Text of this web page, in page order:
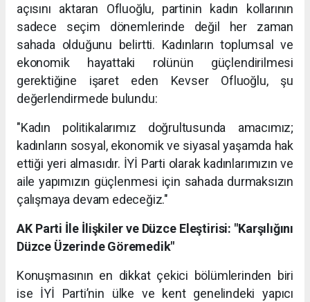
açısını aktaran Ofluoğlu, partinin kadın kollarının
sadece seçim dönemlerinde değil her zaman
sahada olduğunu belirtti. Kadınların toplumsal ve
ekonomik hayattaki rolünün güçlendirilmesi
gerektiğine işaret eden Kevser Ofluoğlu, şu
değerlendirmede bulundu:
"Kadın politikalarımız doğrultusunda amacımız;
kadınların sosyal, ekonomik ve siyasal yaşamda hak
ettiği yeri almasıdır. İYİ Parti olarak kadınlarımızın ve
aile yapımızın güçlenmesi için sahada durmaksızın
çalışmaya devam edeceğiz."
AK Parti İle İlişkiler ve Düzce Eleştirisi: "Karşılığını
Düzce Üzerinde Göremedik"
Konuşmasının en dikkat çekici bölümlerinden biri
ise İYİ Parti’nin ülke ve kent genelindeki yapıcı